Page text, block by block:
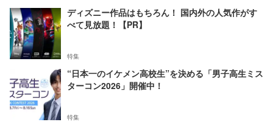
ディズニー作品はもちろん！ 国内外の人気作がす
べて見放題！【PR】
特集
“日本一のイケメン高校生”を決める「男子高生ミス
ターコン2026」開催中！
特集